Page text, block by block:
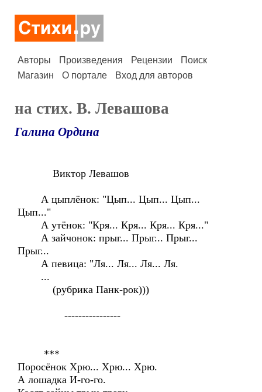
Авторы Произведения Рецензии
Поиск
Магазин
О портале Вход для авторов
на стих. В. Левашова
Галина Ордина
Виктор Левашов
А цыплёнок: "Цып... Цып... Цып...
Цып..."
А утёнок: "Кря... Кря... Кря... Кря..."
А зайчонок: прыг... Прыг... Прыг...
Прыг...
А певица: "Ля... Ля... Ля... Ля.
...
(рубрика Панк-рок)))
----------------
***
Поросёнок Хрю... Хрю... Хрю.
А лошадка И-го-го.